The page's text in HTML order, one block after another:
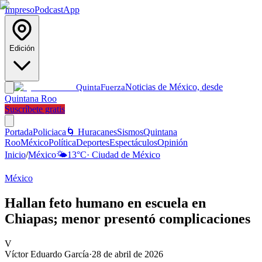
ImpresoPodcastApp
Edición
QuintaFuerzaNoticias de México, desde
Quintana Roo
Suscríbete gratis
PortadaPoliciaca 🌀 HuracanesSismosQuintana
RooMéxicoPolíticaDeportesEspectáculosOpinión
Inicio/México🌤️13°C· Ciudad de México
México
Hallan feto humano en escuela en
Chiapas; menor presentó complicaciones
V
Víctor Eduardo García·28 de abril de 2026